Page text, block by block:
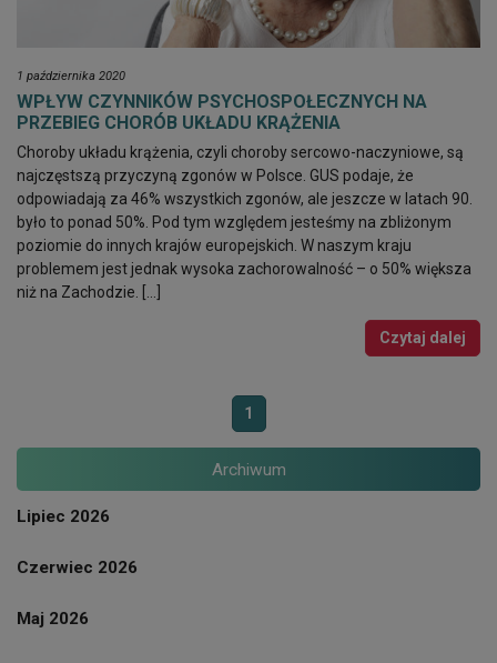
1 października 2020
WPŁYW CZYNNIKÓW PSYCHOSPOŁECZNYCH NA
PRZEBIEG CHORÓB UKŁADU KRĄŻENIA
Choroby układu krążenia, czyli choroby sercowo-naczyniowe, są
najczęstszą przyczyną zgonów w Polsce. GUS podaje, że
odpowiadają za 46% wszystkich zgonów, ale jeszcze w latach 90.
było to ponad 50%. Pod tym względem jesteśmy na zbliżonym
poziomie do innych krajów europejskich. W naszym kraju
problemem jest jednak wysoka zachorowalność – o 50% większa
niż na Zachodzie. […]
Czytaj dalej
1
Archiwum
Lipiec 2026
Czerwiec 2026
Maj 2026